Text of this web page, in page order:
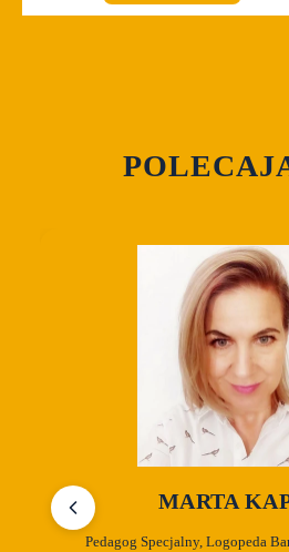
MARTA
Pedagog Specjalny, Logopeda